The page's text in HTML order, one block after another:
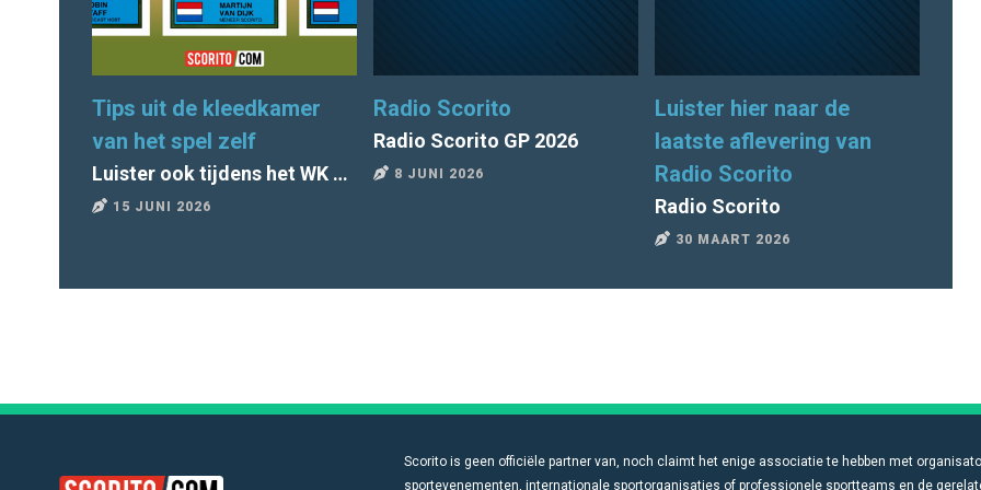
Tips uit de kleedkamer
van het spel zelf
Luister ook tijdens het WK 2026 naar Radio Scorito
15 JUNI 2026
Radio Scorito
Radio Scorito GP 2026
8 JUNI 2026
Luister hier naar de
laatste aflevering van
Radio Scorito
Radio Scorito
30 MAART 2026
Scorito is geen officiële partner van, noch claimt het enige associatie te hebben met
sportevenementen, internationale sportorganisaties of professionele sportteams en de